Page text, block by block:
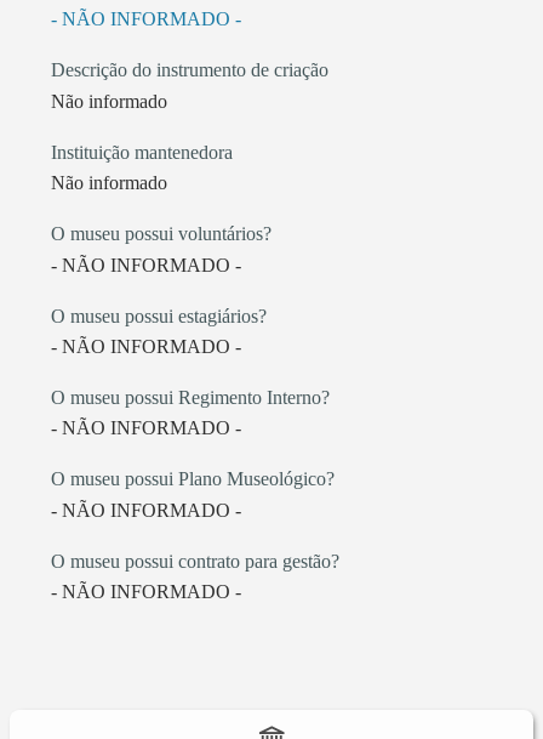
- NÃO INFORMADO -
Descrição do instrumento de criação
Não informado
Instituição mantenedora
Não informado
O museu possui voluntários?
- NÃO INFORMADO -
O museu possui estagiários?
- NÃO INFORMADO -
O museu possui Regimento Interno?
- NÃO INFORMADO -
O museu possui Plano Museológico?
- NÃO INFORMADO -
O museu possui contrato para gestão?
- NÃO INFORMADO -